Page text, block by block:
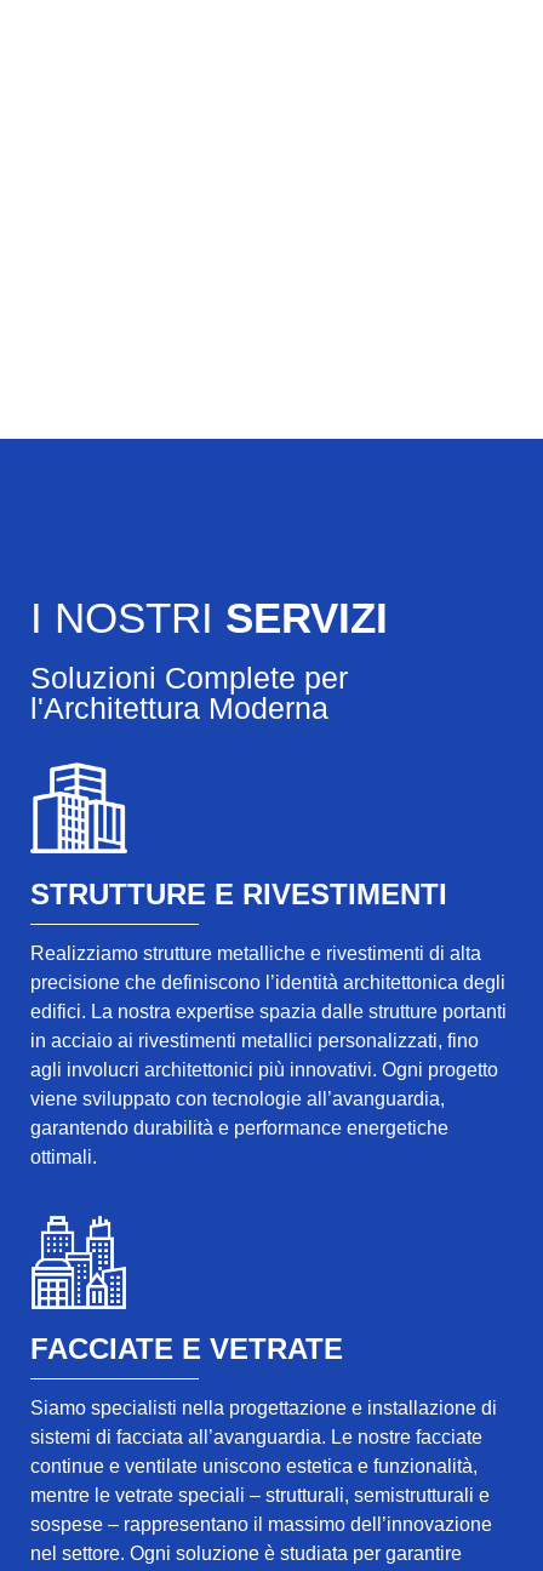
I NOSTRI SERVIZI
Soluzioni Complete per
l'Architettura Moderna
STRUTTURE E RIVESTIMENTI
Realizziamo strutture metalliche e rivestimenti di alta
precisione che definiscono l’identità architettonica degli
edifici. La nostra expertise spazia dalle strutture portanti
in acciaio ai rivestimenti metallici personalizzati, fino
agli involucri architettonici più innovativi. Ogni progetto
viene sviluppato con tecnologie all’avanguardia,
garantendo durabilità e performance energetiche
ottimali.
FACCIATE E VETRATE
Siamo specialisti nella progettazione e installazione di
sistemi di facciata all’avanguardia. Le nostre facciate
continue e ventilate uniscono estetica e funzionalità,
mentre le vetrate speciali – strutturali, semistrutturali e
sospese – rappresentano il massimo dell’innovazione
nel settore. Ogni soluzione è studiata per garantire